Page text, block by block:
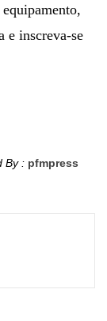
e inscreva-se
By : pfmpress